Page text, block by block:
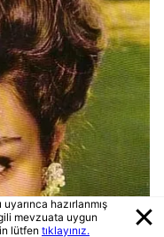
hazırlanmış
mevzuata uygun
lütfen tıklayınız.